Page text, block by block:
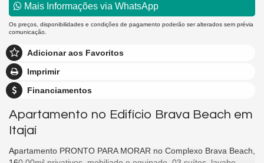
Mais Informações via WhatsApp
Os preços, disponibilidades e condições de pagamento poderão ser alterados sem prévia
comunicação.
Adicionar aos Favoritos
Imprimir
Financiamentos
Apartamento no Edifício Brava Beach em
Itajaí
Apartamento PRONTO PARA MORAR no Complexo Brava Beach,